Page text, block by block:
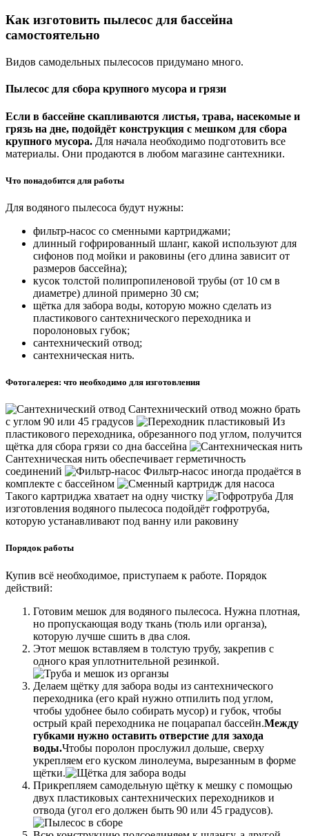
Как изготовить пылесос для бассейна
самостоятельно
Видов самодельных пылесосов придумано много.
Пылесос для сбора крупного мусора и грязи
Если в бассейне скапливаются листья, трава, насекомые и
грязь на дне, подойдёт конструкция с мешком для сбора
крупного мусора. Для начала необходимо подготовить все
материалы. Они продаются в любом магазине сантехники.
Что понадобится для работы
Для водяного пылесоса будут нужны:
фильтр-насос со сменными картриджами;
длинный гофрированный шланг, какой используют для
сифонов под мойки и раковины (его длина зависит от
размеров бассейна);
кусок толстой полипропиленовой трубы (от 10 см в
диаметре) длиной примерно 30 см;
щётка для забора воды, которую можно сделать из
пластикового сантехнического переходника и
поролоновых губок;
сантехнический отвод;
сантехническая нить.
Фотогалерея: что необходимо для изготовления
Сантехнический отвод можно брать
с углом 90 или 45 градусов
Из
пластикового переходника, обрезанного под углом, получится
щётка для сбора грязи со дна бассейна
Сантехническая нить обеспечивает герметичность
соединений
Фильтр-насос иногда продаётся в
комплекте с бассейном
Такого картриджа хватает на одну чистку
Для
изготовления водяного пылесоса подойдёт гофротруба,
которую устанавливают под ванну или раковину
Порядок работы
Купив всё необходимое, приступаем к работе. Порядок
действий:
Готовим мешок для водяного пылесоса. Нужна плотная,
но пропускающая воду ткань (тюль или органза),
которую лучше сшить в два слоя.
Этот мешок вставляем в толстую трубу, закрепив с
одного края уплотнительной резинкой.
Делаем щётку для забора воды из сантехнического
переходника (его край нужно отпилить под углом,
чтобы удобнее было собирать мусор) и губок, чтобы
острый край переходника не поцарапал бассейн.Между
губками нужно оставить отверстие для захода
воды.Чтобы поролон прослужил дольше, сверху
укрепляем его куском линолеума, вырезанным в форме
щётки.
Прикрепляем самодельную щётку к мешку с помощью
двух пластиковых сантехнических переходников и
отвода (угол его должен быть 90 или 45 градусов).